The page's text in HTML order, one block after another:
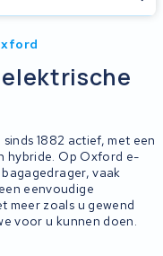
1882 actief, met een
hybride. Op Oxford e-
vaak
eenvoudige
meer zoals u gewend
voor u kunnen doen.
oplossing 2
om te zoeken